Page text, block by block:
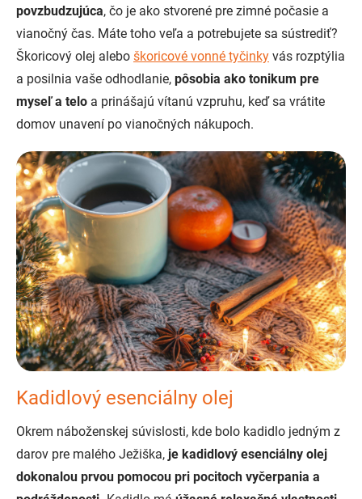
povzbudzujúca, čo je ako stvorené pre zimné počasie a
vianočný čas. Máte toho veľa a potrebujete sa sústrediť?
Škoricový olej alebo škoricové vonné tyčinky vás rozptýlia
a posilnia vaše odhodlanie, pôsobia ako tonikum pre
myseľ a telo a prinášajú vítanú vzpruhu, keď sa vrátite
domov unavení po vianočných nákupoch.
Kadidlový esenciálny olej
Okrem náboženskej súvislosti, kde bolo kadidlo jedným z
darov pre malého Ježiška, je kadidlový esenciálny olej
dokonalou prvou pomocou pri pocitoch vyčerpania a